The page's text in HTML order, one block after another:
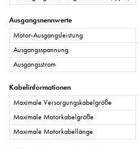
Ausgangsnennwerte
Motor-Ausgangsleistung
Ausgangsspannung
Ausgangsstrom
Kabelinformationen
Maximale Versorgungskabelgröße
Maximale Motorkabelgröße
Maximale Motorkabellänge